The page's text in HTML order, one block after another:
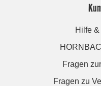
Hilfe
Fragen
Fragen zu